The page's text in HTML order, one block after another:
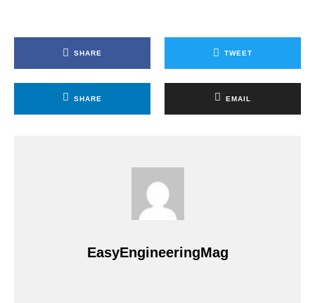
SHARE TWEET
SHARE EMAIL
EasyEngineeringMag